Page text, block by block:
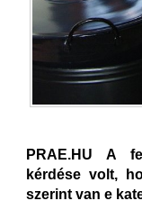
PRAE.HU A
kérdése volt,
szerint van e